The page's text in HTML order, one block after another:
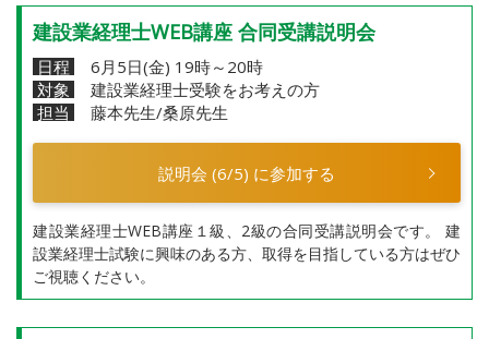
建設業経理士WEB講座 合同受講説明会
日程
6月5日(金) 19時～20時
対象
建設業経理士受験をお考えの方
担当
藤本先生/桑原先生
説明会 (6/5) に参加する
建設業経理士WEB講座１級、2級の合同受講説明会です。 建
設業経理士試験に興味のある方、取得を目指している方はぜひ
ご視聴ください。